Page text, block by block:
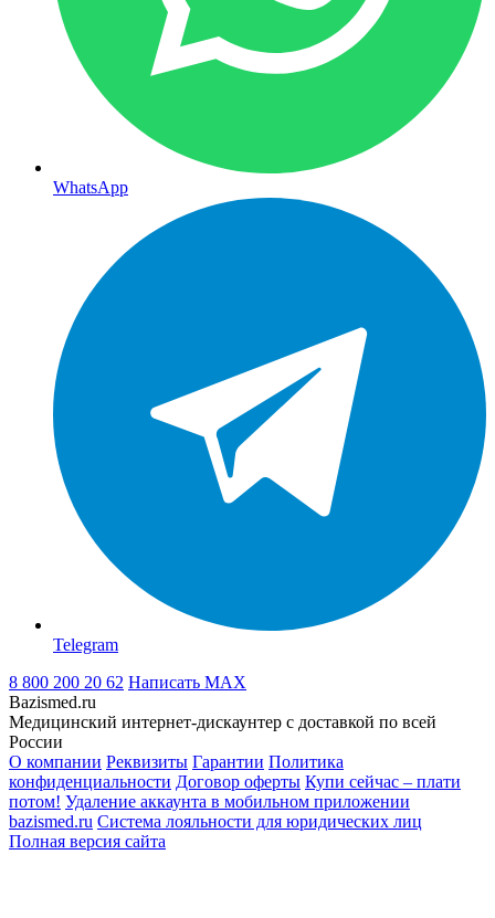
WhatsApp
Telegram
8 800 200 20 62 Написать MAX
Bazismed.ru
Медицинский интернет-дискаунтер с доставкой по всей
России
О компании Реквизиты Гарантии Политика
конфиденциальности Договор оферты Купи сейчас – плати
потом! Удаление аккаунта в мобильном приложении
bazismed.ru Система лояльности для юридических лиц
Полная версия сайта